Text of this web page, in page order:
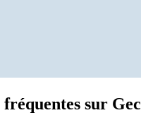
fréquentes sur